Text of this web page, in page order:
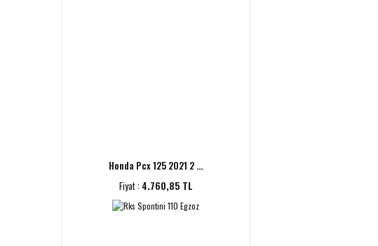
Honda Pcx 125 2021 2 ...
Fiyat : 4.760,85 TL